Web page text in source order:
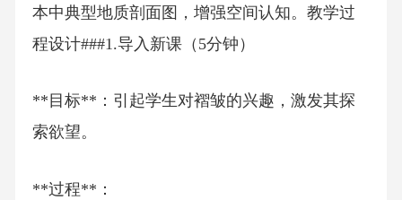
本中典型地质剖面图，增强空间认知。教学过
程设计###1.导入新课（5分钟）
**目标**：引起学生对褶皱的兴趣，激发其探
索欲望。
**过程**：